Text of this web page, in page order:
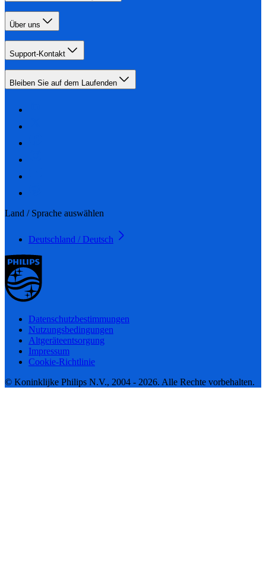
Über uns
Support-Kontakt
Bleiben Sie auf dem Laufenden
Land / Sprache auswählen
Deutschland / Deutsch
Datenschutzbestimmungen
Nutzungsbedingungen
Altgeräteentsorgung
Impressum
Cookie-Richtlinie
© Koninklijke Philips N.V., 2004 - 2026. Alle Rechte vorbehalten.